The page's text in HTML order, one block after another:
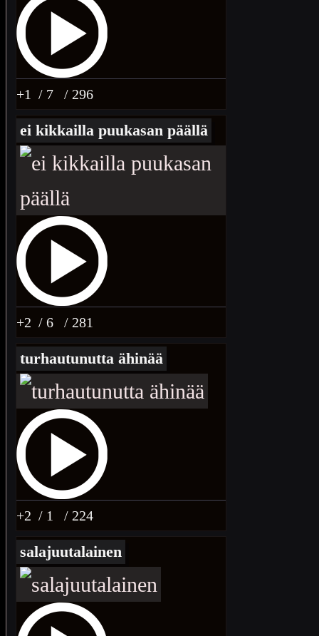
+1 / 7 / 296
ei kikkailla puukasan päällä
+2 / 6 / 281
turhautunutta ähinää
+2 / 1 / 224
salajuutalainen